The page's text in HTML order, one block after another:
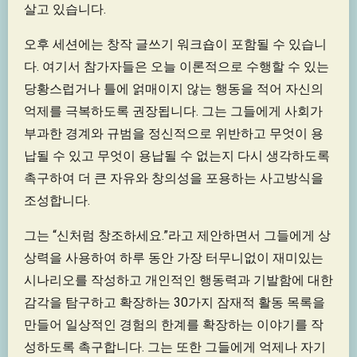
살고 있습니다.
오후 세션에는 창작 글쓰기 워크숍이 포함될 수 있습니
다. 여기서 참가자들은 오늘 이론적으로 수행할 수 있는
당황스럽거나 틀에 얽매이지 않는 행동을 적어 자신의
억제를 극복하도록 권장됩니다. 그는 그들에게 사회가
부과한 경계와 규범을 정신적으로 위반하고 무엇이 용
납될 수 있고 무엇이 용납될 수 없는지 다시 생각하도록
촉구하여 더 큰 자유와 창의성을 포용하는 사고방식을
조성합니다.
그는 “신처럼 창조하세요.”라고 제안하면서 그들에게 상
상력을 사용하여 하루 동안 가장 터무니없이 재미있는
시나리오를 작성하고 개인적인 행동력과 기발함에 대한
감각을 탐구하고 확장하는 30가지 잠재적 활동 목록을
만들어 일상적인 경험의 한계를 확장하는 이야기를 작
성하도록 촉구합니다. 그는 또한 그들에게 억제나 자기